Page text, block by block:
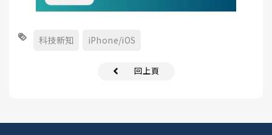
科技新知 iPhone/iOS
回上頁